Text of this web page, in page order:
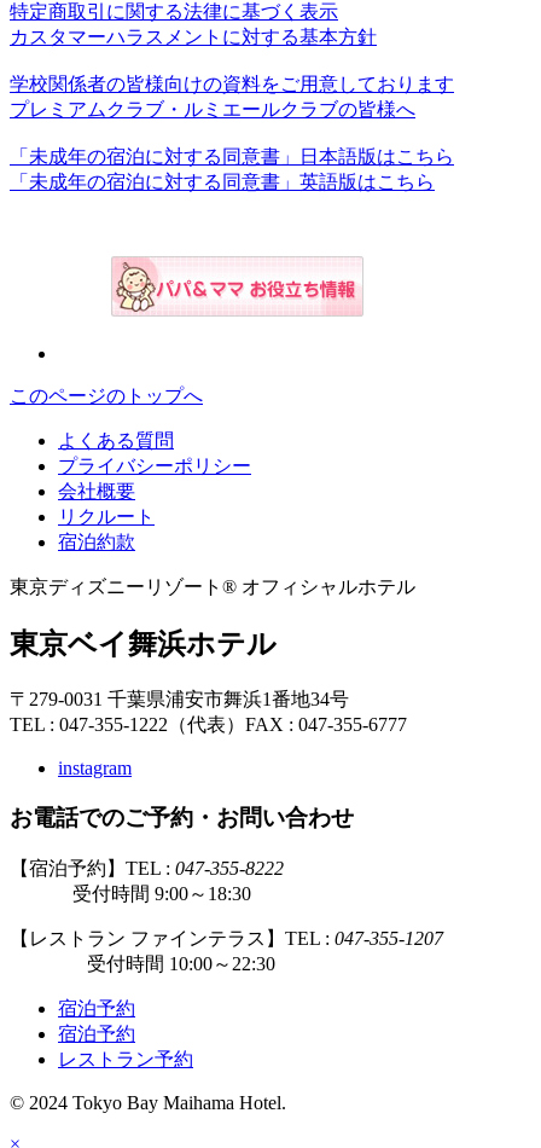
特定商取引に関する法律に基づく表示
カスタマーハラスメントに対する基本方針
学校関係者の皆様向けの資料をご用意しております
プレミアムクラブ・ルミエールクラブの皆様へ
「未成年の宿泊に対する同意書」日本語版はこちら
「未成年の宿泊に対する同意書」英語版はこちら
このページのトップへ
よくある質問
プライバシーポリシー
会社概要
リクルート
宿泊約款
東京ディズニーリゾート® オフィシャルホテル
東京ベイ舞浜ホテル
〒279-0031 千葉県浦安市舞浜1番地34号
TEL : 047-355-1222（代表） FAX : 047-355-6777
instagram
お電話でのご予約・お問い合わせ
【宿泊予約】TEL : 047-355-8222
受付時間 9:00～18:30
【レストラン ファインテラス】TEL : 047-355-1207
受付時間 10:00～22:30
宿泊予約
宿泊予約
レストラン予約
© 2024 Tokyo Bay Maihama Hotel.
×